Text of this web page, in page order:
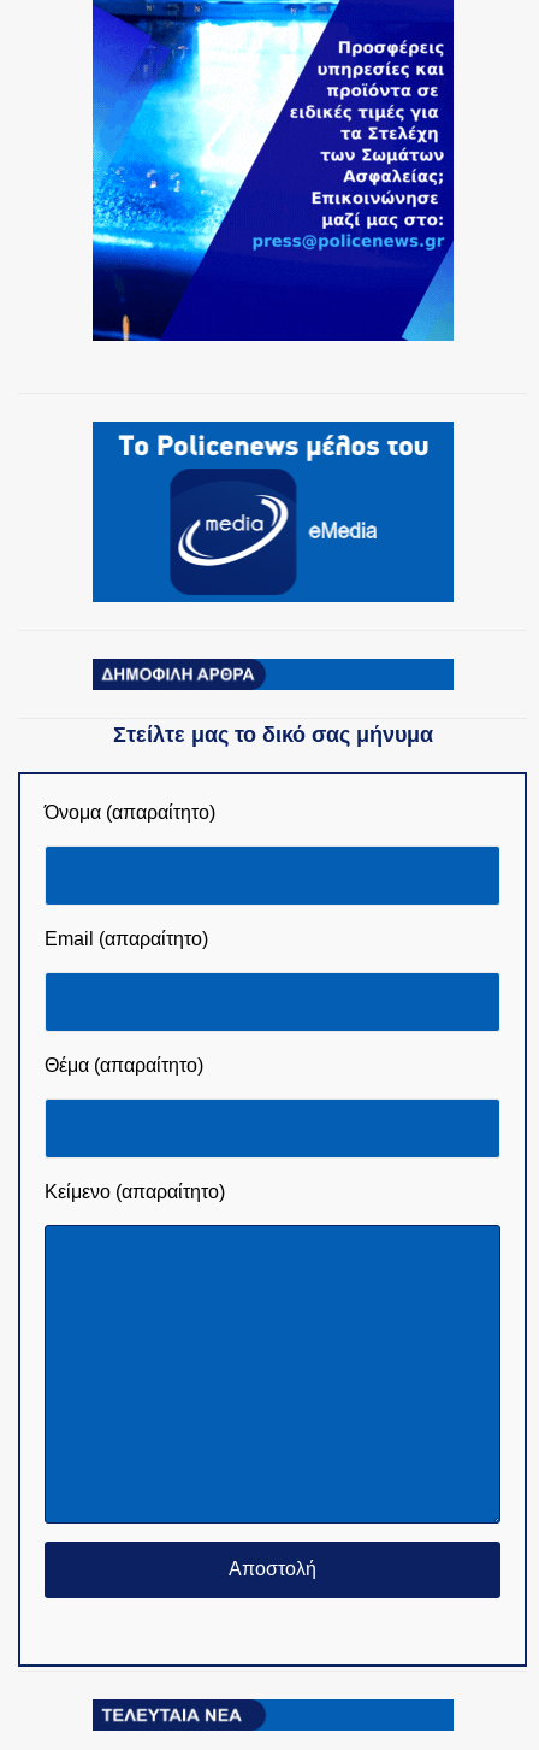
Στείλτε μας το δικό σας μήνυμα
Όνομα (απαραίτητο)
Email (απαραίτητο)
Θέμα (απαραίτητο)
Κείμενο (απαραίτητο)